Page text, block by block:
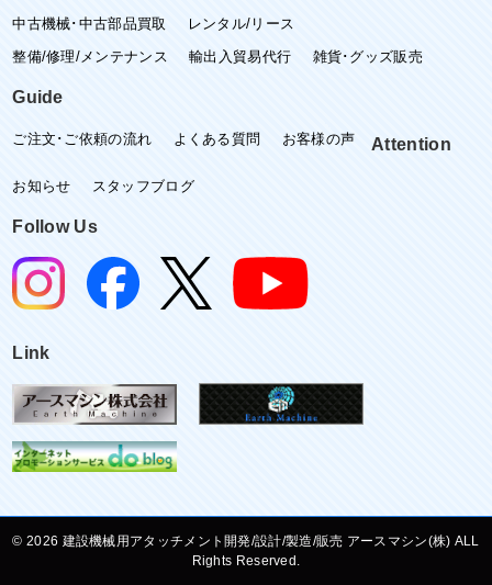
中古機械･中古部品買取
レンタル/リース
整備/修理/メンテナンス
輸出入貿易代行 雑貨･グッズ販売
Guide
ご注文･ご依頼の流れ よくある質問 お客様の声 Attention
お知らせ スタッフブログ
Follow Us
Link
©
建設機械用アタッチメント開発/設計/製造/販売 アースマシン(株) ALL
Rights Reserved.